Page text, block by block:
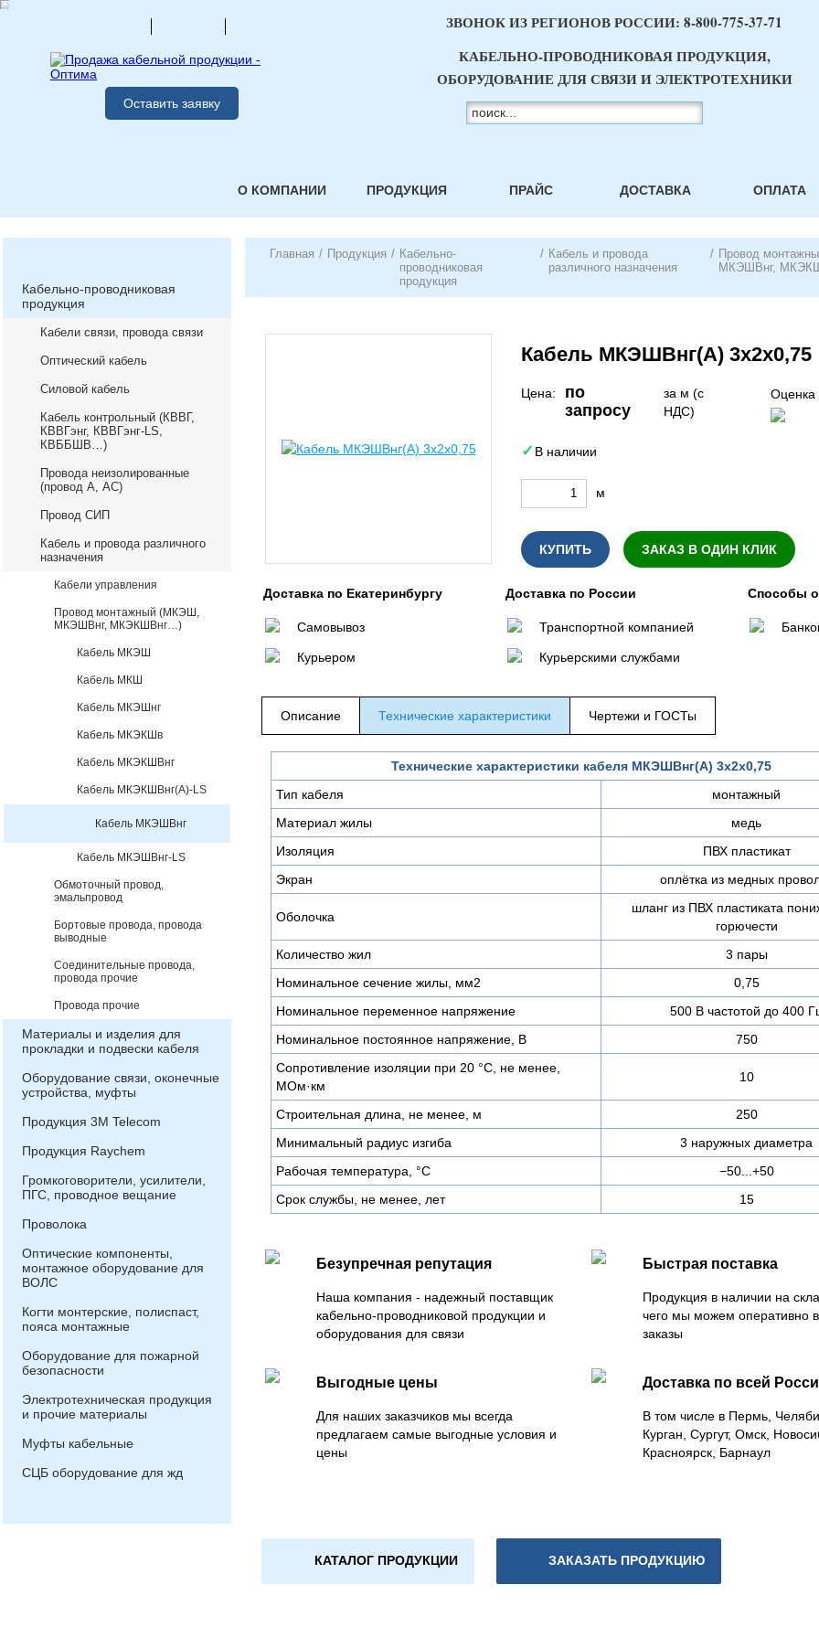
Оставить заявку
ЗВОНОК ИЗ РЕГИОНОВ РОССИИ: 8-800-775-37-71
КАБЕЛЬНО-ПРОВОДНИКОВАЯ ПРОДУКЦИЯ,
ОБОРУДОВАНИЕ ДЛЯ СВЯЗИ И ЭЛЕКТРОТЕХНИКИ
О КОМПАНИИ ПРОДУКЦИЯ ПРАЙС ДОСТАВКА ОПЛАТА
Кабельно-проводниковая
продукция
Кабели связи, провода связи
Оптический кабель
Силовой кабель
Кабель контрольный (КВВГ,
КВВГэнг, КВВГэнг-LS,
КВББШВ…)
Провода неизолированные
(провод А, АС)
Провод СИП
Кабель и провода различного
назначения
Кабели управления
Провод монтажный (МКЭШ,
МКЭШВнг, МКЭКШВнг…)
Кабель МКЭШ
Кабель МКШ
Кабель МКЭШнг
Кабель МКЭКШв
Кабель МКЭКШВнг
Кабель МКЭКШВнг(А)-LS
Кабель МКЭШВнг
Кабель МКЭШВнг-LS
Обмоточный провод,
эмальпровод
Бортовые провода, провода
выводные
Соединительные провода,
провода прочие
Провода прочие
Материалы и изделия для
прокладки и подвески кабеля
Оборудование связи, оконечные
устройства, муфты
Продукция 3М Telecom
Продукция Raychem
Громкоговорители, усилители,
ПГС, проводное вещание
Проволока
Оптические компоненты,
монтажное оборудование для
ВОЛС
Когти монтерские, полиспаст,
пояса монтажные
Оборудование для пожарной
безопасности
Электротехническая продукция
и прочие материалы
Муфты кабельные
СЦБ оборудование для жд
Главная / Продукция / Кабельно-
проводниковая
продукция
/ Кабель и провода
различного назначения
/ Провод
МКЭШВнг,
Кабель МКЭШВнг(А) 3х2х0,75
Цена:
по
запросу
за м (с
НДС)
Оценка
В наличии
м
КУПИТЬ ЗАКАЗ В ОДИН КЛИК
Доставка по Екатеринбургу
Самовывоз
Курьером
Доставка по России
Транспортной компанией
Курьерскими службами
Способы
Описание Технические характеристики Чертежи и ГОСТы
Технические характеристики кабеля МКЭШВнг(А) 3х2х0,75
Тип кабеля
монтажный
Материал жилы
медь
Изоляция
ПВХ пластикат
Экран
оплётка из медных
Оболочка
шланг из ПВХ пластиката
горючести
Количество жил
3 пары
Номинальное сечение жилы, мм2
0,75
Номинальное переменное напряжение
500 В частотой до 400
Номинальное постоянное напряжение, В
750
Сопротивление изоляции при 20 °С, не менее,
МОм·км
10
Строительная длина, не менее, м
250
Минимальный радиус изгиба
3 наружных диаметра
Рабочая температура, °C
−50...+50
Срок службы, не менее, лет
15
Безупречная репутация
Наша компания - надежный поставщик
кабельно-проводниковой продукции и
оборудования для связи
Быстрая поставка
Продукция в наличии на
чего мы можем оперативно
заказы
Выгодные цены
Для наших заказчиков мы всегда
предлагаем самые выгодные условия и
цены
Доставка по всей
В том числе в Пермь,
Курган, Сургут, Омск,
Красноярск, Барнаул
КАТАЛОГ ПРОДУКЦИИ ЗАКАЗАТЬ ПРОДУКЦИЮ